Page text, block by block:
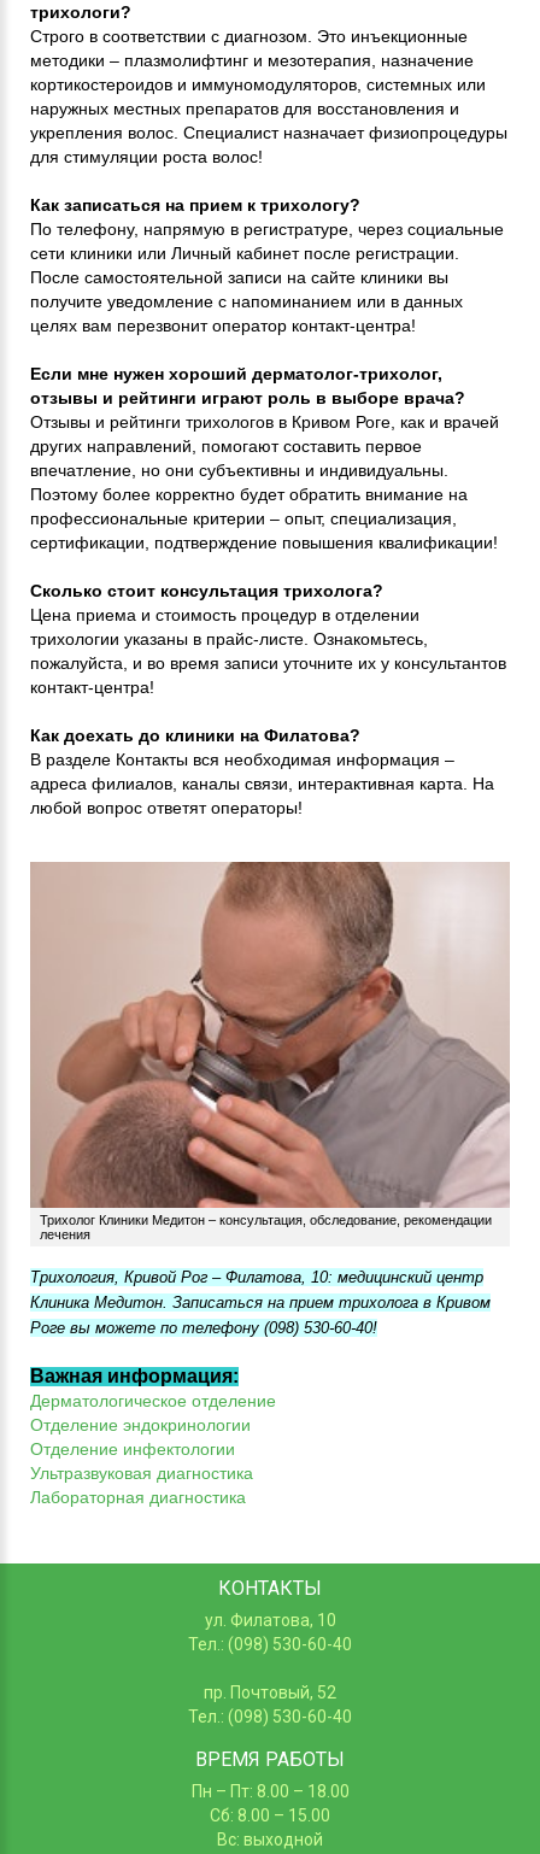
трихологи?
Строго в соответствии с диагнозом. Это инъекционные
методики – плазмолифтинг и мезотерапия, назначение
кортикостероидов и иммуномодуляторов, системных или
наружных местных препаратов для восстановления и
укрепления волос. Специалист назначает физиопроцедуры
для стимуляции роста волос!
Как записаться на прием к трихологу?
По телефону, напрямую в регистратуре, через социальные
сети клиники или Личный кабинет после регистрации.
После самостоятельной записи на сайте клиники вы
получите уведомление с напоминанием или в данных
целях вам перезвонит оператор контакт-центра!
Если мне нужен хороший дерматолог-трихолог,
отзывы и рейтинги играют роль в выборе врача?
Отзывы и рейтинги трихологов в Кривом Роге, как и врачей
других направлений, помогают составить первое
впечатление, но они субъективны и индивидуальны.
Поэтому более корректно будет обратить внимание на
профессиональные критерии – опыт, специализация,
сертификации, подтверждение повышения квалификации!
Сколько стоит консультация трихолога?
Цена приема и стоимость процедур в отделении
трихологии указаны в прайс-листе. Ознакомьтесь,
пожалуйста, и во время записи уточните их у консультантов
контакт-центра!
Как доехать до клиники на Филатова?
В разделе Контакты вся необходимая информация –
адреса филиалов, каналы связи, интерактивная карта. На
любой вопрос ответят операторы!
Трихолог Клиники Медитон – консультация, обследование, рекомендации
лечения
Трихология, Кривой Рог – Филатова, 10: медицинский центр
Клиника Медитон. Записаться на прием трихолога в Кривом
Роге вы можете по телефону (098) 530-60-40!
Важная информация:
Дерматологическое отделение
Отделение эндокринологии
Отделение инфектологии
Ультразвуковая диагностика
Лабораторная диагностика
КОНТАКТЫ
ул. Филатова, 10
Тел.: (098) 530-60-40
пр. Почтовый, 52
Тел.: (098) 530-60-40
ВРЕМЯ РАБОТЫ
Пн – Пт: 8.00 – 18.00
Сб: 8.00 – 15.00
Вс: выходной